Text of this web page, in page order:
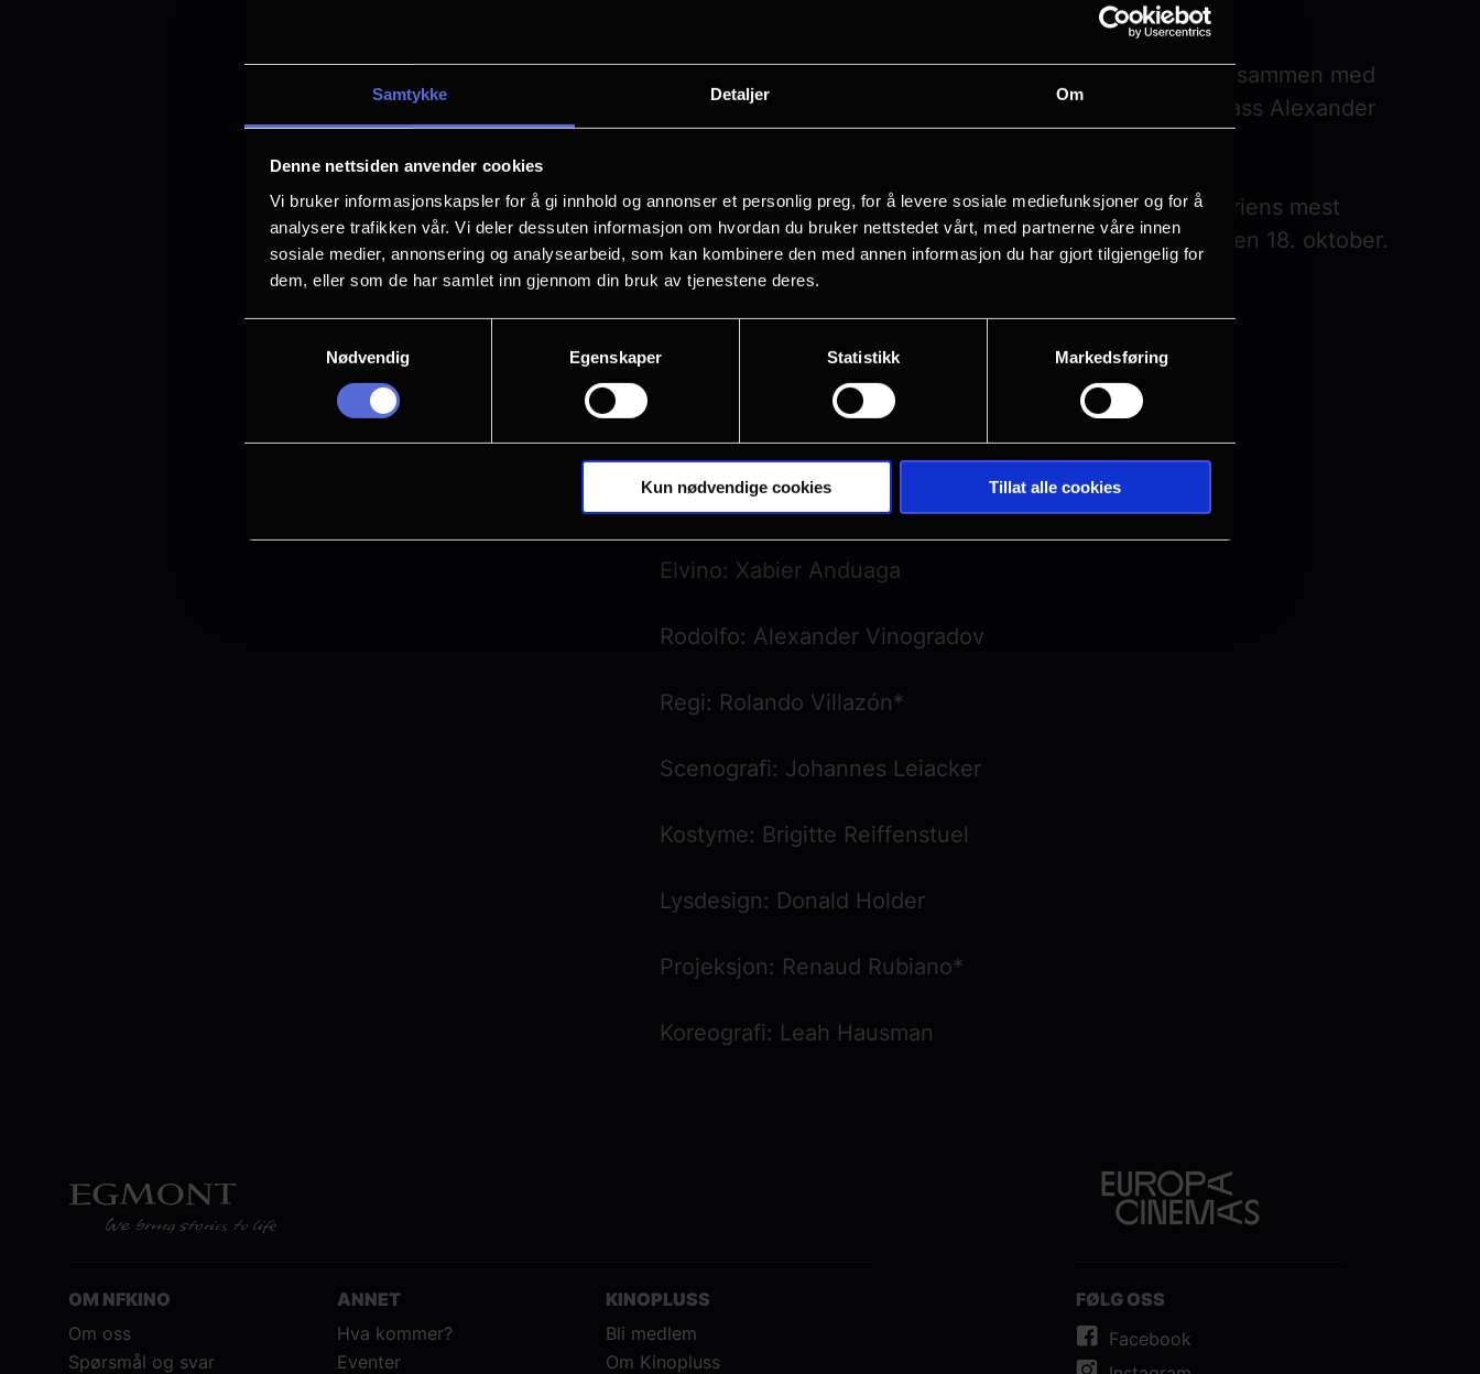
Samtykke Detaljer Om
Denne nettsiden anvender cookies
Vi bruker informasjonskapsler for å gi innhold og annonser et personlig preg, for å levere sosiale mediefunksjoner og for å
analysere trafikken vår. Vi deler dessuten informasjon om hvordan du bruker nettstedet vårt, med partnerne våre innen
sosiale medier, annonsering og analysearbeid, som kan kombinere den med annen informasjon du har gjort tilgjengelig for
dem, eller som de har samlet inn gjennom din bruk av tjenestene deres.
Nødvendig
Egenskaper Statistikk Markedsføring
Kun nødvendige cookies Tillat alle cookies
Tenor Xabier Anduaga spiller Aminas forlovede, Elvino, sammen med
sopran Sydney Mancasola som hennes rival, Lisa, og bass Alexander
Riccardo Frizza inntar dirigentpulten i ett av operahistoriens mest
henrivende verk, som sendes direkte fra Met-scenen den 18. oktober.
Dirigent: Riccardo Frizza
Amina: Nadine Sierra
Lisa: Sydney Mancasola
Elvino: Xabier Anduaga
Rodolfo: Alexander Vinogradov
Regi: Rolando Villazón*
Scenografi: Johannes Leiacker
Kostyme: Brigitte Reiffenstuel
Lysdesign: Donald Holder
Projeksjon: Renaud Rubiano*
Koreografi: Leah Hausman
OM NFKINO
Om oss
Spørsmål og svar
ANNET
Hva kommer?
Eventer
KINOPLUSS
Bli medlem
Om Kinopluss
FØLG OSS
Facebook